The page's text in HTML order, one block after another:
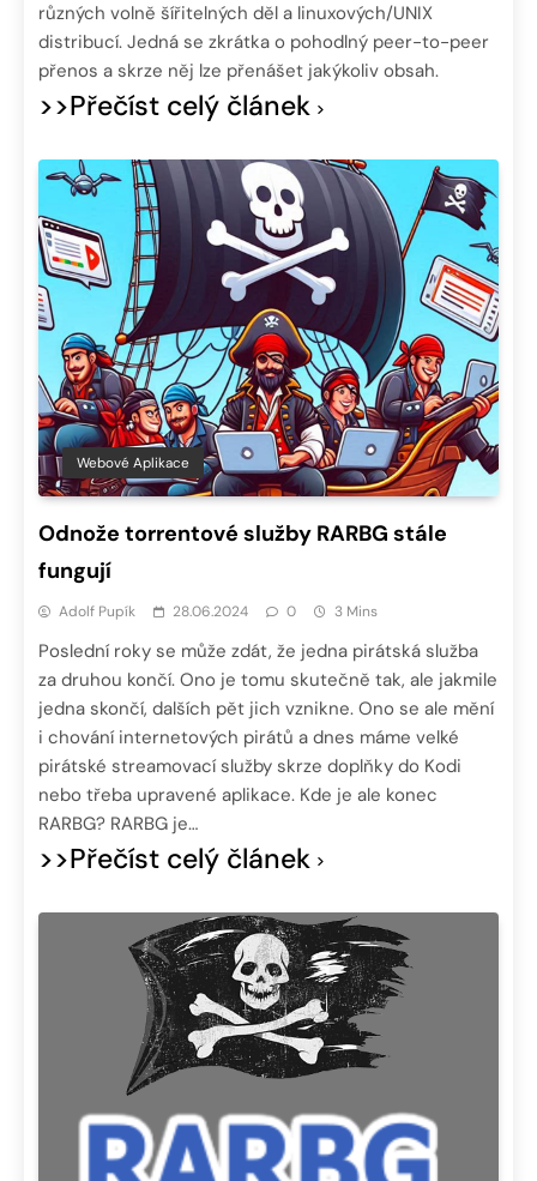
různých volně šířitelných děl a linuxových/UNIX
distribucí. Jedná se zkrátka o pohodlný peer-to-peer
přenos a skrze něj lze přenášet jakýkoliv obsah.
>>Přečíst celý článek
Webové Aplikace
Odnože torrentové služby RARBG stále
fungují
Adolf Pupík 28.06.2024 0 3 Mins
Poslední roky se může zdát, že jedna pirátská služba
za druhou končí. Ono je tomu skutečně tak, ale jakmile
jedna skončí, dalších pět jich vznikne. Ono se ale mění
i chování internetových pirátů a dnes máme velké
pirátské streamovací služby skrze doplňky do Kodi
nebo třeba upravené aplikace. Kde je ale konec
RARBG? RARBG je…
>>Přečíst celý článek